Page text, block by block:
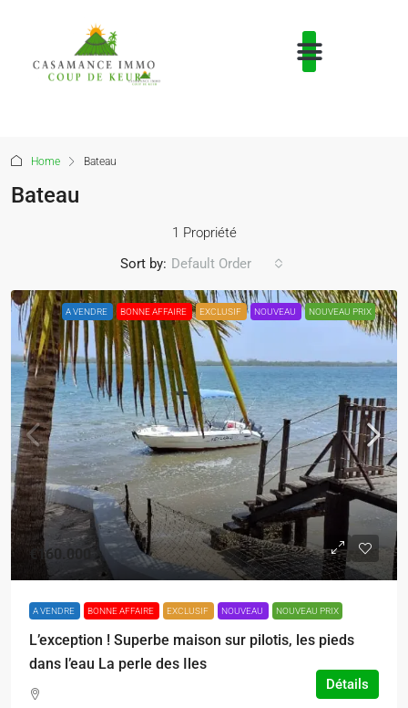
Home Bateau
Bateau
1 Propriété
Sort by: Default Order
A VENDRE BONNE AFFAIRE EXCLUSIF NOUVEAU NOUVEAU PRIX
€160.000
A VENDRE BONNE AFFAIRE EXCLUSIF NOUVEAU NOUVEAU PRIX
L’exception ! Superbe maison sur pilotis, les pieds
dans l’eau La perle des Iles
Détails